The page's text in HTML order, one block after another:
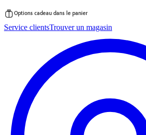
au
Options cadeau dans le panier
Service clientsTrouver un magasin